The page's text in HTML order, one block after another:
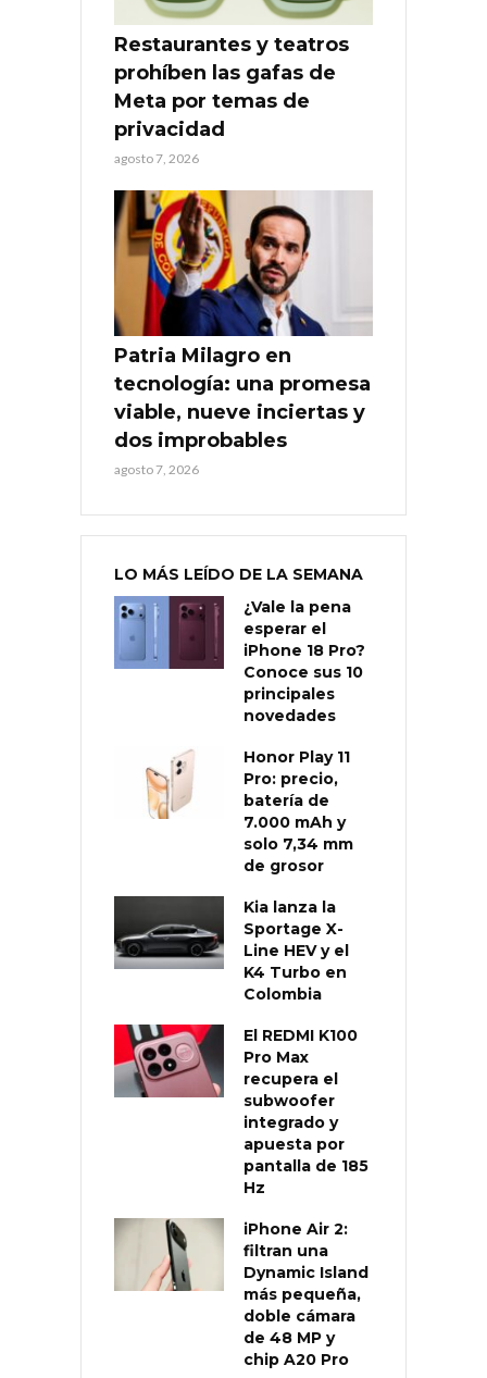
Restaurantes y teatros
prohíben las gafas de
Meta por temas de
privacidad
agosto 7, 2026
Patria Milagro en
tecnología: una promesa
viable, nueve inciertas y
dos improbables
agosto 7, 2026
LO MÁS LEÍDO DE LA SEMANA
¿Vale la pena
esperar el
iPhone 18 Pro?
Conoce sus 10
principales
novedades
Honor Play 11
Pro: precio,
batería de
7.000 mAh y
solo 7,34 mm
de grosor
Kia lanza la
Sportage X-
Line HEV y el
K4 Turbo en
Colombia
El REDMI K100
Pro Max
recupera el
subwoofer
integrado y
apuesta por
pantalla de 185
Hz
iPhone Air 2:
filtran una
Dynamic Island
más pequeña,
doble cámara
de 48 MP y
chip A20 Pro